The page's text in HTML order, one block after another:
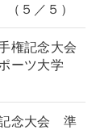
５／５）
権記念大会
ーツ大学
記念大会 準